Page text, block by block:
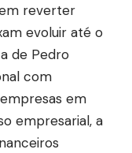
reverter
evoluir até o
de Pedro
com
em
empresarial, a